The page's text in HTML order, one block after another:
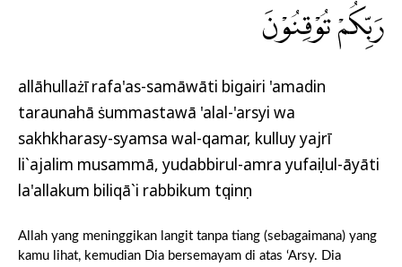
رَبِّكُمْ تُوْقِنُوْنَ
allāhullażī rafa'as-samāwāti bigairi 'amadin
taraunahā ṡummastawā 'alal-'arsyi wa
sakhkharasy-syamsa wal-qamar, kulluy yajrī
li`ajalim musammā, yudabbirul-amra yufaṣṣilul-āyāti
la'allakum biliqā`i rabbikum tụqinụn
Allah yang meninggikan langit tanpa tiang (sebagaimana) yang
kamu lihat, kemudian Dia bersemayam di atas ‘Arsy. Dia